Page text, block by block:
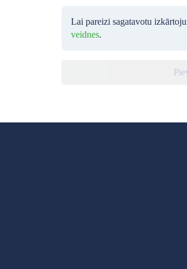
Lai pareizi sagatavotu
veidnes.